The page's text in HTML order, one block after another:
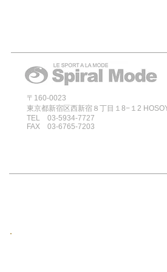
〒160-0023
東京都新宿区西新宿８丁目１8−１2
TEL 03-5934-7727
FAX 03-6765-7203